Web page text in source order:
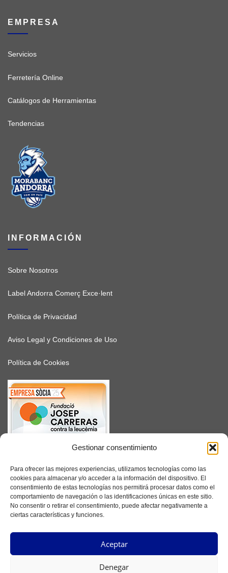
Gestionar consentimiento
Para ofrecer las mejores experiencias, utilizamos tecnologías como las
cookies para almacenar y/o acceder a la información del dispositivo. El
consentimiento de estas tecnologías nos permitirá procesar datos como el
comportamiento de navegación o las identificaciones únicas en este sitio.
No consentir o retirar el consentimiento, puede afectar negativamente a
ciertas características y funciones.
Aceptar
Denegar
EMPRESA
Servicios
Ferretería Online
Catálogos de Herramientas
Tendencias
INFORMACIÓN
Sobre Nosotros
Label Andorra Comerç Exce·lent
Política de Privacidad
Aviso Legal y Condiciones de Uso
Política de Cookies
SUSCRÍBETE
Facebook
Instagram
YouTube